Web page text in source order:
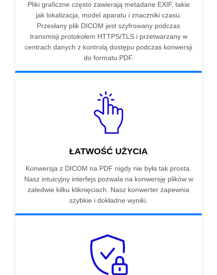
Pliki graficzne często zawierają metadane EXIF, takie
jak lokalizacja, model aparatu i znaczniki czasu.
Przesłany plik DICOM jest szyfrowany podczas
transmisji protokołem HTTPS/TLS i przetwarzany w
centrach danych z kontrolą dostępu podczas konwersji
do formatu PDF.
ŁATWOŚĆ UŻYCIA
Konwersja z DICOM na PDF nigdy nie była tak prosta.
Nasz intuicyjny interfejs pozwala na konwersję plików w
zaledwie kilku kliknięciach. Nasz konwerter zapewnia
szybkie i dokładne wyniki.